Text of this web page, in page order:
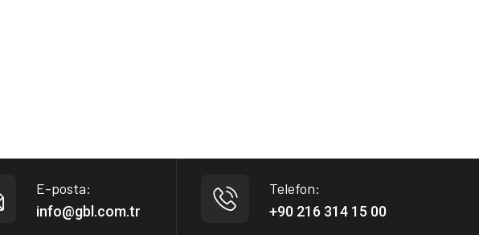
E-posta:
info@gbl.com.tr
Telefon:
+90 216 314 15 00